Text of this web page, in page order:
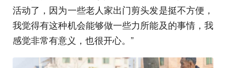
活动了，因为一些老人家出门剪头发是挺不方便，
我觉得有这种机会能够做一些力所能及的事情，我
感觉非常有意义，也很开心。”